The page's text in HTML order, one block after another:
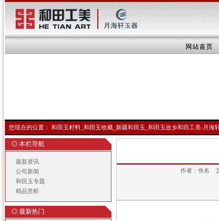
您现在的位置： 和田玉籽料_和田玉收藏_新疆和田玉_和田玉故乡和田工美-月海
◎ 本栏导航
最新资讯
公司新闻
和田玉专题
精品赏析
◎ 最新热门
作者：佚名